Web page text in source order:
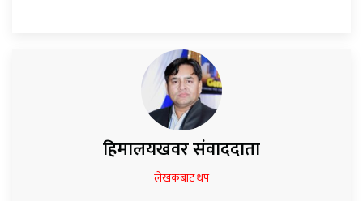
हिमालयखवर संवाददाता
लेखकबाट थप